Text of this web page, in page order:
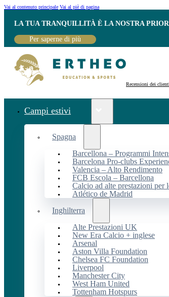
Vai al contenuto principale Vai al piè di pagina
LA TUA TRANQUILLITÀ È LA NOSTRA
Per saperne di più
Recensioni dei clienti
Campi estivi
Spagna
Barcellona – Programmi
Barcelona Pro-clubs
Valencia – Alto Rendimento
FCB Escola – Barcellona
Calcio ad alte prestazioni per
Atlético de Madrid
Inghilterra
Alte Prestazioni UK
New Era Calcio + inglese
Arsenal
Aston Villa Foundation
Chelsea FC Foundation
Liverpool
Manchester City
West Ham United
Tottenham Hotspurs